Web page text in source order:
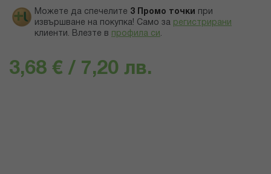
Можете да спечелите 3 Промо точки
при
извършване на покупка! Само за регистрирани
клиенти. Влезте в профила си .
3,68 € / 7,20 лв.